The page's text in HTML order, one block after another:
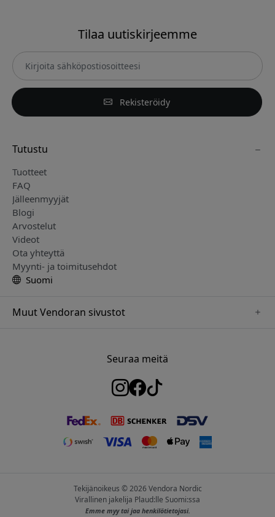
Tilaa uutiskirjeemme
Rekisteröidy
Tutustu
Tuotteet
FAQ
Jälleenmyyjät
Blogi
Arvostelut
Videot
Ota yhteyttä
Myynti- ja toimitusehdot
Suomi
Muut Vendoran sivustot
www.nordicsmartlight.se
Seuraa meitä
Tekijänoikeus © 2026 Vendora Nordic
Virallinen jakelija Plaud:lle Suomi:ssa
Emme myy tai jaa henkilötietojasi.